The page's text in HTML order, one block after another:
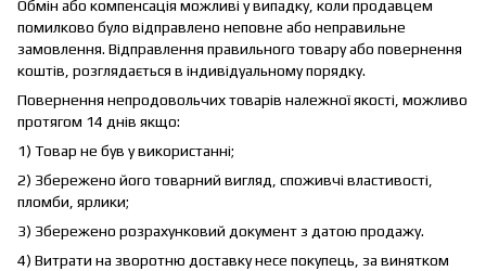
Обмін або компенсація можливі у випадку, коли продавцем
помилково було відправлено неповне або неправильне
замовлення. Відправлення правильного товару або повернення
коштів, розглядається в індивідуальному порядку.
Повернення непродовольчих товарів належної якості, можливо
протягом 14 днів якщо:
1) Товар не був у використанні;
2) Збережено його товарний вигляд, споживчі властивості,
пломби, ярлики;
3) Збережено розрахунковий документ з датою продажу.
4) Витрати на зворотню доставку несе покупець, за винятком